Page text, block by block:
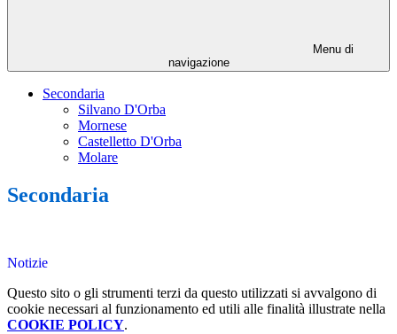
Menu di
navigazione
Secondaria
Silvano D'Orba
Mornese
Castelletto D'Orba
Molare
Secondaria
Notizie
Questo sito o gli strumenti terzi da questo utilizzati si avvalgono di
cookie necessari al funzionamento ed utili alle finalità illustrate nella
COOKIE POLICY.